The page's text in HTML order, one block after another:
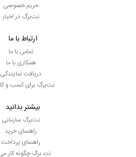
حریم خصوصی
نت‌برگ در اخبار
ارتباط با ما
تماس با ما
همکاری با ما
دریافت نمایندگی
نت‌برگ برای کسب و
بیشتر بدانید
نت‌برگ سازمانی
راهنمای خرید
راهنمای پرداخت
نت برگ چگونه کار